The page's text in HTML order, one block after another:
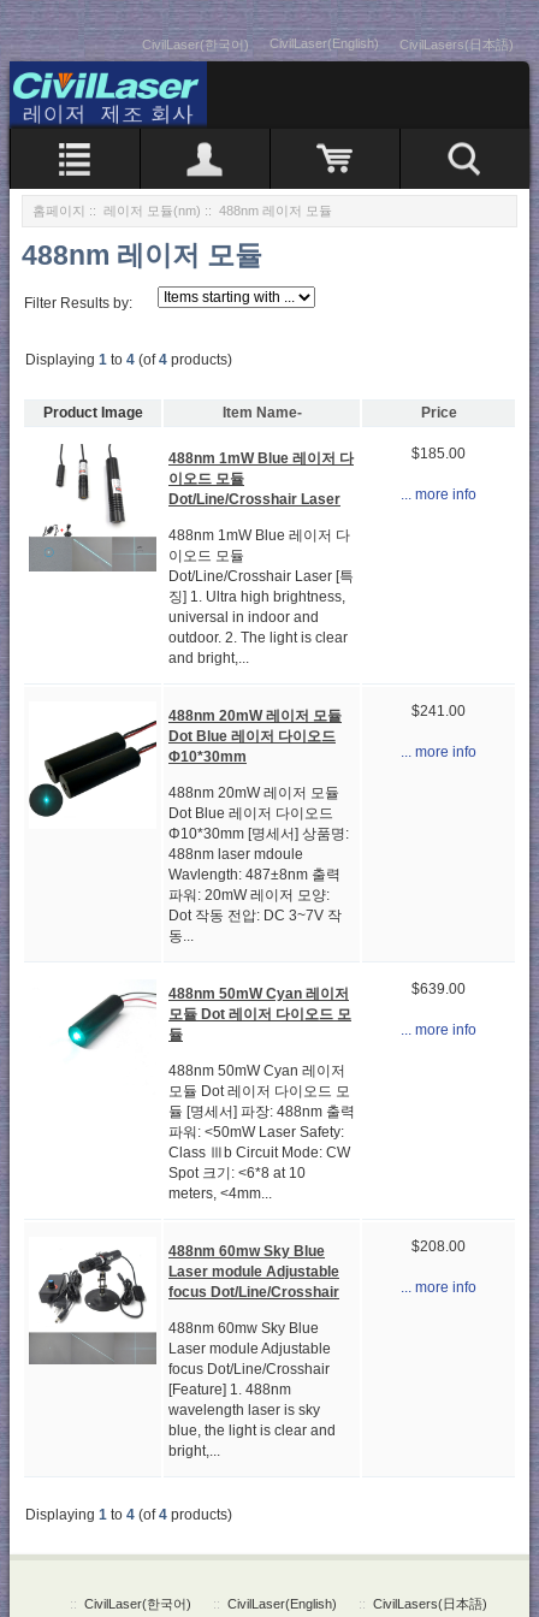
CivilLaser(한국어) CivilLaser(English) CivilLasers(日本語)
홈페이지 :: 레이저 모듈(nm) :: 488nm 레이저 모듈
488nm 레이저 모듈
Filter Results by:
Displaying 1 to 4 (of4 products)
Product Image Item Name- Price
488nm 1mW Blue 레이저 다
이오드 모듈
Dot/Line/Crosshair Laser
488nm 1mW Blue 레이저 다
이오드 모듈
Dot/Line/Crosshair Laser [특
징] 1. Ultra high brightness,
universal in indoor and
outdoor. 2. The light is clear
and bright,...
$185.00
... more info
488nm 20mW 레이저 모듈
Dot Blue 레이저 다이오드
Φ10*30mm
488nm 20mW 레이저 모듈
Dot Blue 레이저 다이오드
Φ10*30mm [명세서] 상품명:
488nm laser mdoule
Wavlength: 487±8nm 출력
파워: 20mW 레이저 모양:
Dot 작동 전압: DC 3~7V 작
동...
$241.00
... more info
488nm 50mW Cyan 레이저
모듈 Dot 레이저 다이오드 모
듈
488nm 50mW Cyan 레이저
모듈 Dot 레이저 다이오드 모
듈 [명세서] 파장: 488nm 출력
파워: <50mW Laser Safety:
Class Ⅲb Circuit Mode: CW
Spot 크기: <6*8 at 10
meters, <4mm...
$639.00
... more info
488nm 60mw Sky Blue
Laser module Adjustable
focus Dot/Line/Crosshair
488nm 60mw Sky Blue
Laser module Adjustable
focus Dot/Line/Crosshair
[Feature] 1. 488nm
wavelength laser is sky
blue, the light is clear and
bright,...
$208.00
... more info
Displaying 1 to 4 (of4 products)
:: CivilLaser(한국어) :: CivilLaser(English) :: CivilLasers(日本語)